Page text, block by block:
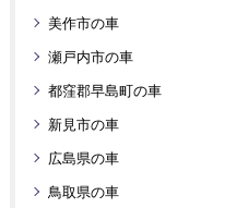
美作市の車
瀬戸内市の車
都窪郡早島町の車
新見市の車
広島県の車
鳥取県の車